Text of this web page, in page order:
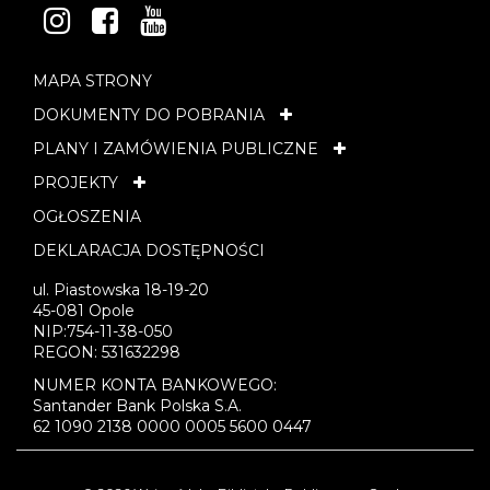
INSTAGRAM
FACEBOOK
YOUTUBE
MAPA STRONY
DOKUMENTY DO POBRANIA
PLANY I ZAMÓWIENIA PUBLICZNE
PROJEKTY
OGŁOSZENIA
DEKLARACJA DOSTĘPNOŚCI
ul. Piastowska 18-19-20
45-081 Opole
NIP:754-11-38-050
REGON: 531632298
NUMER KONTA BANKOWEGO:
Santander Bank Polska S.A.
62 1090 2138 0000 0005 5600 0447